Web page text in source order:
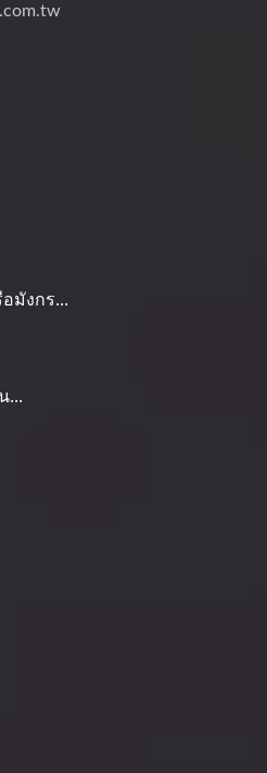
มังกร...
...